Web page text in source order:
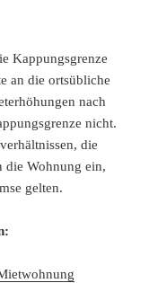
Kappungsgrenze
an die ortsübliche
nach
nicht.
die
die Wohnung ein,
gelten.